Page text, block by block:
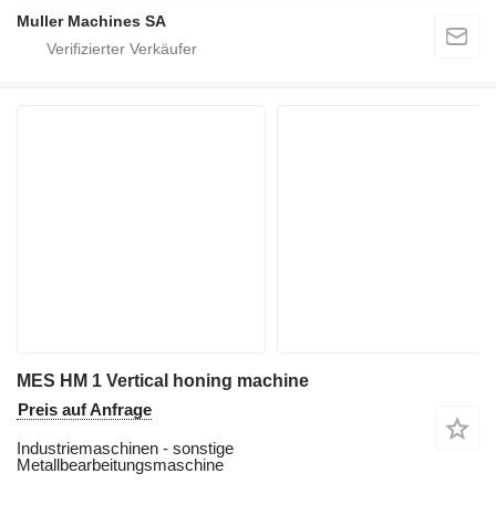
Muller Machines SA
MES HM 1 Vertical honing machine
Preis auf Anfrage
Industriemaschinen - sonstige
Metallbearbeitungsmaschine